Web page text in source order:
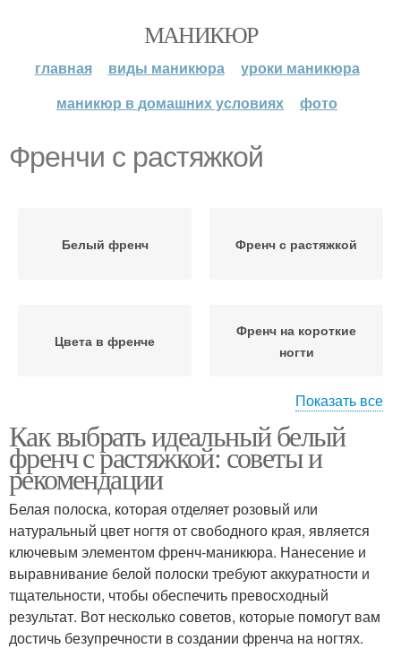
МАНИКЮР
главная виды маникюра
уроки маникюра
маникюр в домашних условиях
фото
Френчи с растяжкой
Белый френч Френч с растяжкой
Цвета в френче
Френч на короткие
ногти
Френч на квадратные
ногти
Френч на миндаль
Френч на длинные
ногти
Острый френч
Показать все
Как выбрать идеальный белый
френч с растяжкой: советы и
рекомендации
Белая полоска, которая отделяет розовый или
натуральный цвет ногтя от свободного края, является
ключевым элементом френч-маникюра. Нанесение и
выравнивание белой полоски требуют аккуратности и
тщательности, чтобы обеспечить превосходный
результат. Вот несколько советов, которые помогут вам
достичь безупречности в создании френча на ногтях.